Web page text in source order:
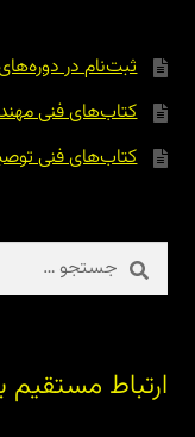
ثبت‌نام در
کتاب‌های فنی
کتاب‌های فنی
جستجو
برای:
ارتباط مستقیم